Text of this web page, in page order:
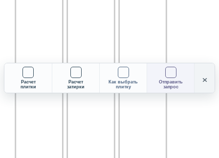
Расчет
плитки
Расчет
затирки
Как выбрать
плитку
Отправить
запрос
×